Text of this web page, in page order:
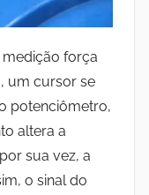
força
um cursor se
potenciômetro,
altera a
sua vez, a
o sinal do